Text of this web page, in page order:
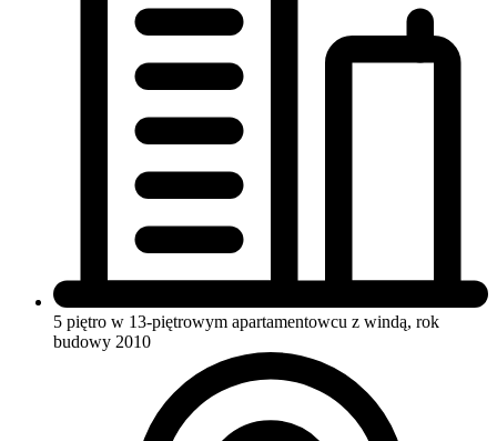
5 piętro w 13-piętrowym apartamentowcu z windą, rok
budowy 2010